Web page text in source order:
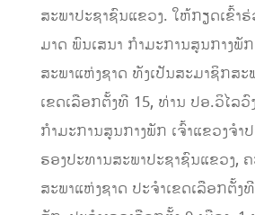
ສະພາປະຊາຊົນແຂວງ.​ ໃຫ້ກຽດເຂົ້າ
ມາດ ພົນເສນາ ກຳມະການສູນກາງພັ
ສະພາແຫ່ງຊາດ ທັງເປັນສະມາຊິກສະ
ເຂດເລືອກຕັ້ງທີ 15,​ ທ່ານ​ ປອ.​ວິໄລວົ
ກຳມະການ​ສູນກາງ​ພັກ​ ເຈົ້າ​ແຂວງ​ຈໍາ​
ຮອງປະທານສະພາປະຊາຊົນແຂວງ,​
ສະພາແຫ່ງຊາດ​ ປະຈໍາເຂດເລືອກຕັ້ງ